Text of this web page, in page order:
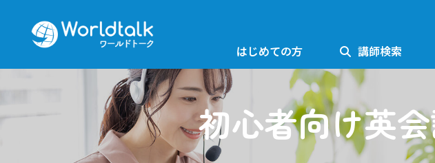
はじめての方 講師検索
初心者向け英